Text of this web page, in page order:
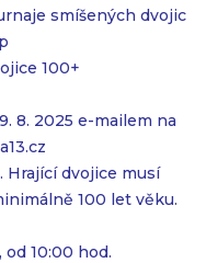
smíšených dvojic
100+
8. 2025 e-mailem na
Hrající dvojice musí
100 let věku.
od 10:00 hod.